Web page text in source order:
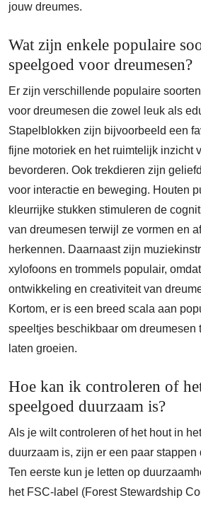
jouw dreumes.
Wat zijn enkele populaire
speelgoed voor dreumesen?
Er zijn verschillende populaire
voor dreumesen die zowel leuk als
Stapelblokken zijn bijvoorbeeld een
fijne motoriek en het ruimtelijk inzicht
bevorderen. Ook trekdieren zijn
voor interactie en beweging. Houten
kleurrijke stukken stimuleren de
van dreumesen terwijl ze vormen en
herkennen. Daarnaast zijn
xylofoons en trommels populair,
ontwikkeling en creativiteit van
Kortom, er is een breed scala aan
speeltjes beschikbaar om dreumesen
laten groeien.
Hoe kan ik controleren of
speelgoed duurzaam is?
Als je wilt controleren of het hout in
duurzaam is, zijn er een paar stappen
Ten eerste kun je letten op
het FSC-label (Forest Stewardship